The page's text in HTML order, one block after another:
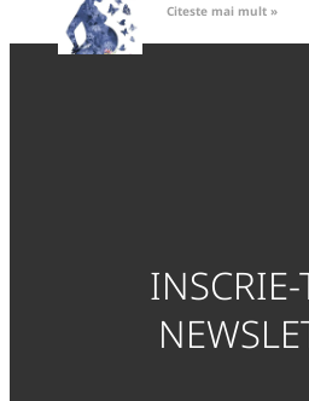
Citeste mai mult »